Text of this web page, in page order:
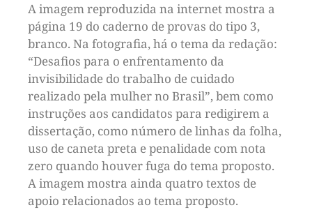
A imagem reproduzida na internet mostra a
página 19 do caderno de provas do tipo 3,
branco. Na fotografia, há o tema da redação:
“Desafios para o enfrentamento da
invisibilidade do trabalho de cuidado
realizado pela mulher no Brasil”, bem como
instruções aos candidatos para redigirem a
dissertação, como número de linhas da folha,
uso de caneta preta e penalidade com nota
zero quando houver fuga do tema proposto.
A imagem mostra ainda quatro textos de
apoio relacionados ao tema proposto.